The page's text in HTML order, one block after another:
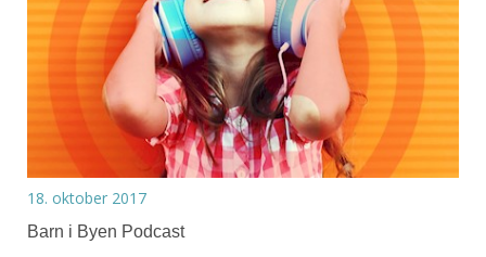
18. oktober 2017
Barn i Byen Podcast